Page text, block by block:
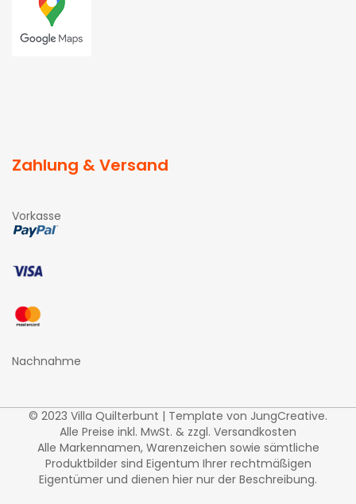
Zahlung & Versand
Vorkasse
Nachnahme
© 2023 Villa Quilterbunt | Template von JungCreative.
Alle Preise inkl. MwSt. & zzgl. Versandkosten
Alle Markennamen, Warenzeichen sowie sämtliche
Produktbilder sind Eigentum Ihrer rechtmäßigen
Eigentümer und dienen hier nur der Beschreibung.